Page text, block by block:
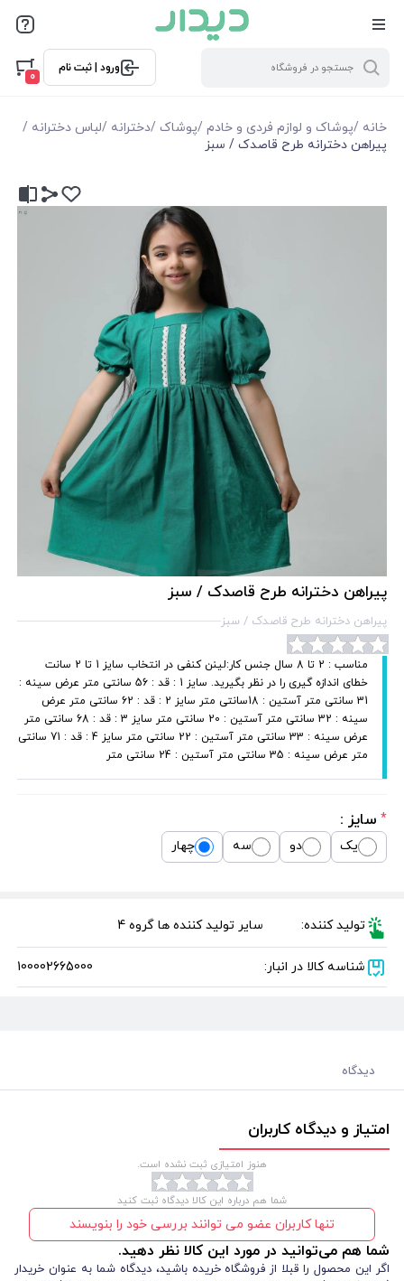
ورود | ثبت نام
0
خانه /پوشاک و لوازم فردی و خادم /پوشاک /دخترانه /لباس دخترانه /
پیراهن دخترانه طرح قاصدک / سبز
پیراهن دخترانه طرح قاصدک / سبز
پیراهن دخترانه طرح قاصدک / سبز
مناسب : 2 تا 8 سال جنس کار:لینن کنفی در انتخاب سایز 1 تا 2 سانت
خطای اندازه گیری را در نظر بگیرید. سایز 1 : قد : 56 سانتی متر عرض سینه :
31 سانتی متر آستین : 18سانتی متر سایز 2 : قد : 62 سانتی متر عرض
سینه : 32 سانتی متر آستین : 20 سانتی متر سایز 3 : قد : 68 سانتی متر
عرض سینه : 33 سانتی متر آستین : 22 سانتی متر سایز 4 : قد : 71 سانتی
متر عرض سینه : 35 سانتی متر آستین : 24 سانتی متر
* سایز :
یک دو سه چهار
تولید کننده: سایر تولید کننده ها گروه 4
شناسه کالا در انبار: 100002665000
دیدگاه
امتیاز و دیدگاه کاربران
هنوز امتیازی ثبت نشده است.
شما هم درباره این کالا دیدگاه ثبت کنید
تنها کاربران عضو می توانند بررسی خود را بنویسند
شما هم می‌توانید در مورد این کالا نظر دهید.
اگر این محصول را قبلا از فروشگاه خریده باشید، دیدگاه شما به عنوان خریدار